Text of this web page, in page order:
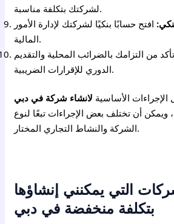
لشركتك بتكلفة مناسبة.
افتح حسابًا بنكيًا لشركتك لإدارة الأمور
المالية.
تأكد من التزامك بالضرائب المحلية والتقديم
الدوري للإقرارات الضريبية.
الأساسية لانشاء شركة في دبي
ويمكن أن تختلف بعض الإجراءات تبعًا لنوع
الشركة والنشاط التجاري المختار.
التي يمكنني إنشاؤها
بتكلفة منخفضة في دبي